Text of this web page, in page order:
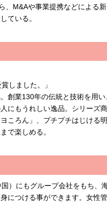
、M&Aや事業提携などによる
ている。
しました。」
創業130年の伝統と技術を用
にもうれしい逸品。シリーズ
ころん」、プチプチはじける
で楽しめる。
）にもグループ会社をもち、
につける事ができます。女性